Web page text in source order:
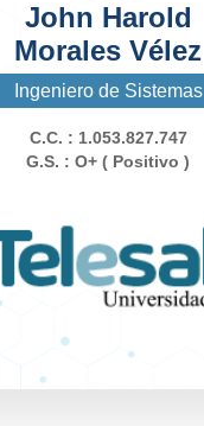
John Harold
Morales Vélez
Ingeniero de Sistemas
C.C. : 1.053.827.747
G.S. : O+ ( Positivo )